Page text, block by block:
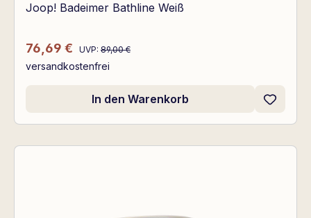
Joop! Badeimer Bathline Weiß
Verkaufspreis:
76,69 € Regulärer Preis:
UVP: 89,00 €
versandkostenfrei
In den Warenkorb